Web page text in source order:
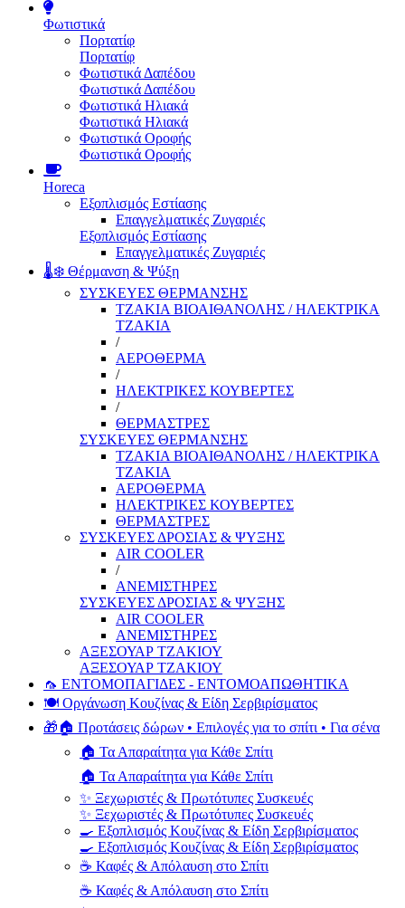
Φωτιστικά
Πορτατίφ
Πορτατίφ
Φωτιστικά Δαπέδου
Φωτιστικά Δαπέδου
Φωτιστικά Ηλιακά
Φωτιστικά Ηλιακά
Φωτιστικά Οροφής
Φωτιστικά Οροφής
Horeca
Εξοπλισμός Εστίασης
Επαγγελματικές Ζυγαριές
Εξοπλισμός Εστίασης
Επαγγελματικές Ζυγαριές
🌡️❄️ Θέρμανση & Ψύξη
ΣΥΣΚΕΥΕΣ ΘΕΡΜΑΝΣΗΣ
ΤΖΑΚΙΑ ΒΙΟΑΙΘΑΝΟΛΗΣ / ΗΛΕΚΤΡΙΚΑ
ΤΖΑΚΙΑ
/
ΑΕΡΟΘΕΡΜΑ
/
ΗΛΕΚΤΡΙΚΕΣ ΚΟΥΒΕΡΤΕΣ
/
ΘΕΡΜΑΣΤΡΕΣ
ΣΥΣΚΕΥΕΣ ΘΕΡΜΑΝΣΗΣ
ΤΖΑΚΙΑ ΒΙΟΑΙΘΑΝΟΛΗΣ / ΗΛΕΚΤΡΙΚΑ
ΤΖΑΚΙΑ
ΑΕΡΟΘΕΡΜΑ
ΗΛΕΚΤΡΙΚΕΣ ΚΟΥΒΕΡΤΕΣ
ΘΕΡΜΑΣΤΡΕΣ
ΣΥΣΚΕΥΕΣ ΔΡΟΣΙΑΣ & ΨΥΞΗΣ
AIR COOLER
/
ΑΝΕΜΙΣΤΗΡΕΣ
ΣΥΣΚΕΥΕΣ ΔΡΟΣΙΑΣ & ΨΥΞΗΣ
AIR COOLER
ΑΝΕΜΙΣΤΗΡΕΣ
ΑΞΕΣΟΥΑΡ ΤΖΑΚΙΟΥ
ΑΞΕΣΟΥΑΡ ΤΖΑΚΙΟΥ
🦟 ΕΝΤΟΜΟΠΑΓΙΔΕΣ - ΕΝΤΟΜΟΑΠΩΘΗΤΙΚΑ
🍽️ Οργάνωση Κουζίνας & Είδη Σερβιρίσματος
🎁🏠 Προτάσεις δώρων • Επιλογές για το σπίτι • Για σένα
🏠 Τα Απαραίτητα για Κάθε Σπίτι
🏠 Τα Απαραίτητα για Κάθε Σπίτι
✨ Ξεχωριστές & Πρωτότυπες Συσκευές
✨ Ξεχωριστές & Πρωτότυπες Συσκευές
🍳 Εξοπλισμός Κουζίνας & Είδη Σερβιρίσματος
🍳 Εξοπλισμός Κουζίνας & Είδη Σερβιρίσματος
☕ Καφές & Απόλαυση στο Σπίτι
☕ Καφές & Απόλαυση στο Σπίτι